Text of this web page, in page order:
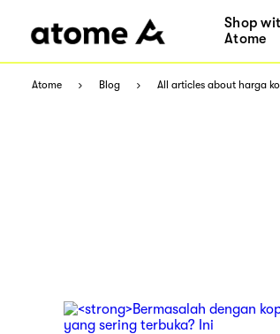
Shop
Atome
Atome Blog All articles about harga